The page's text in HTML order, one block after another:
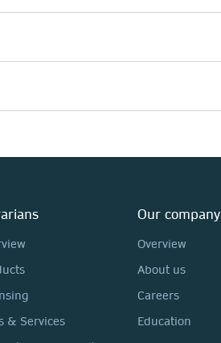
& Services
Our company
Overview
About us
Careers
Education